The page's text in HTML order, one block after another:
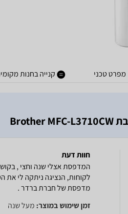
מפרט טכני קנייה בחנות
חוות דעת
המדפסת אצלי שנה וחצי ,
לקוחות, הנציגה ניתקה לי את
מדפסת של חברת ברדר .
זמן שימוש במוצר: מעל שנה